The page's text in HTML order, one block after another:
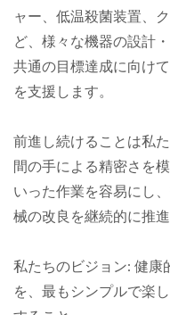
ャー、低温殺菌装置、
ど、様々な機器の設計
共通の目標達成に向け
を支援します。
前進し続けることは私
間の手による精密さを
いった作業を容易にし
械の改良を継続的に推進
私たちのビジョン: 健康
を、最もシンプルで楽